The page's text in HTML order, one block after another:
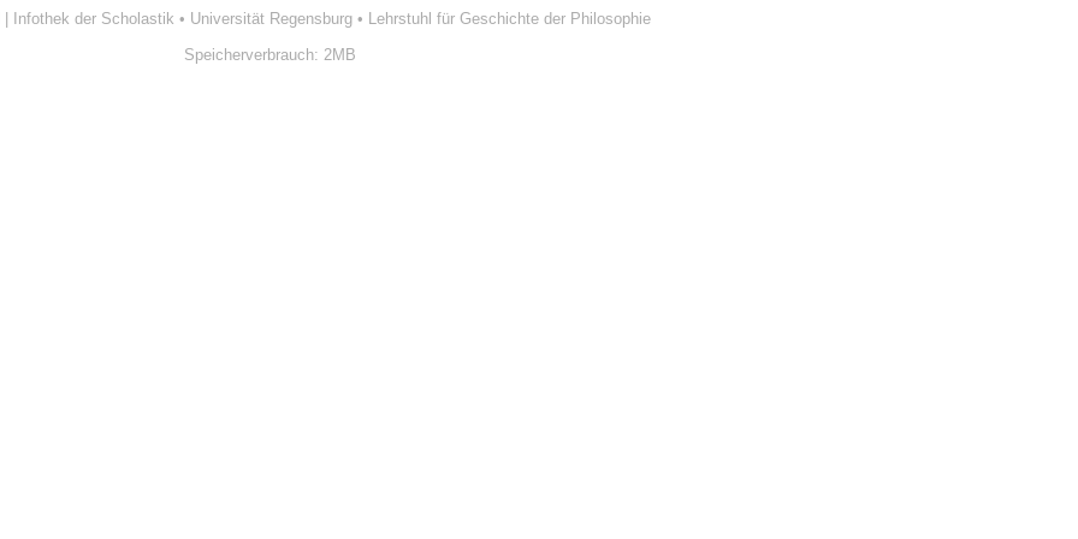
| Infothek der Scholastik • Universität Regensburg• Lehrstuhl für Geschichte der Philosophie
Speicherverbrauch: 2MB